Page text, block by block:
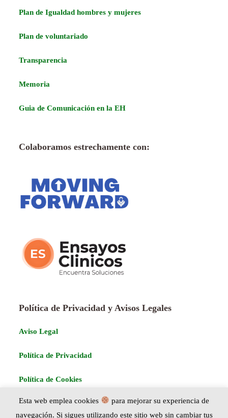
Plan de Igualdad hombres y mujeres
Plan de voluntariado
Transparencia
Memoria
Guia de Comunicación en la EH
Colaboramos estrechamente con:
Política de Privacidad y Avisos Legales
Aviso Legal
Política de Privacidad
Política de Cookies
Esta web emplea cookies
para mejorar su experiencia de
navegación. Si sigues utilizando este sitio web sin cambiar tus